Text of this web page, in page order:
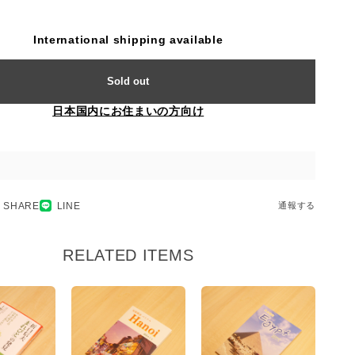
International shipping available
Sold out
日本国内にお住まいの方向け
SHARE LINE 通報する
RELATED ITEMS